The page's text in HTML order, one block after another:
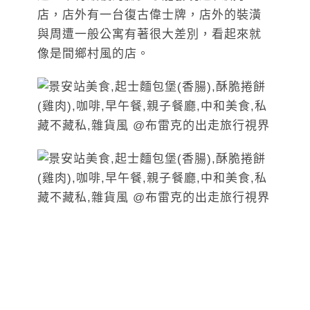
店，店外有一台復古偉士牌，店外的裝潢
與周遭一般公寓有著很大差別，看起來就
像是間鄉村風的店。